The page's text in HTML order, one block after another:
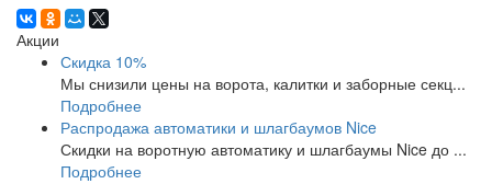
Акции
Скидка 10%
Мы снизили цены на ворота, калитки и заборные секц...
Подробнее
Распродажа автоматики и шлагбаумов Nice
Скидки на воротную автоматику и шлагбаумы Nice до ...
Подробнее